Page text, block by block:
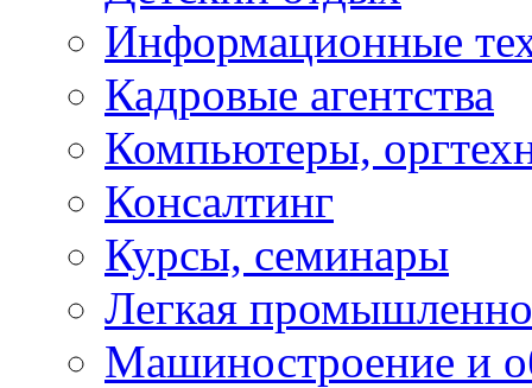
Информационные
Кадровые агентства
Компьютеры,
Консалтинг
Курсы, семинары
Легкая
Машиностроение и